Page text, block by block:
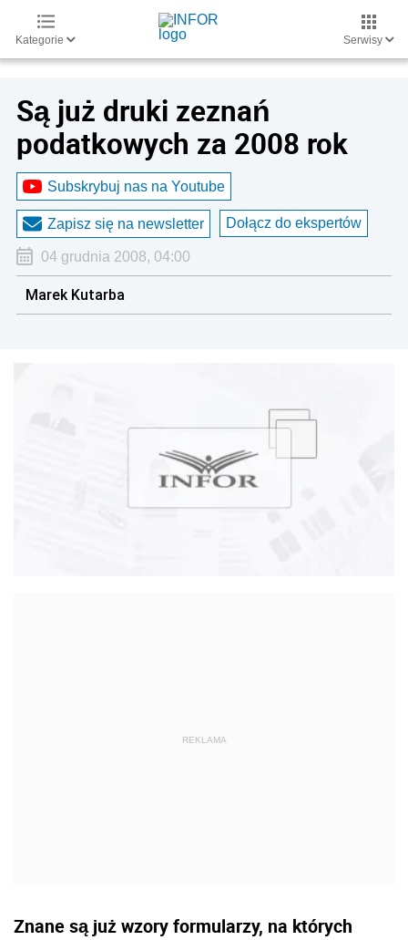
Kategorie Serwisy
Są już druki zeznań
podatkowych za 2008 rok
Subskrybuj nas na Youtube
Zapisz się na newsletter Dołącz do ekspertów
04 grudnia 2008, 04:00
Marek Kutarba
Znane są już wzory formularzy, na których